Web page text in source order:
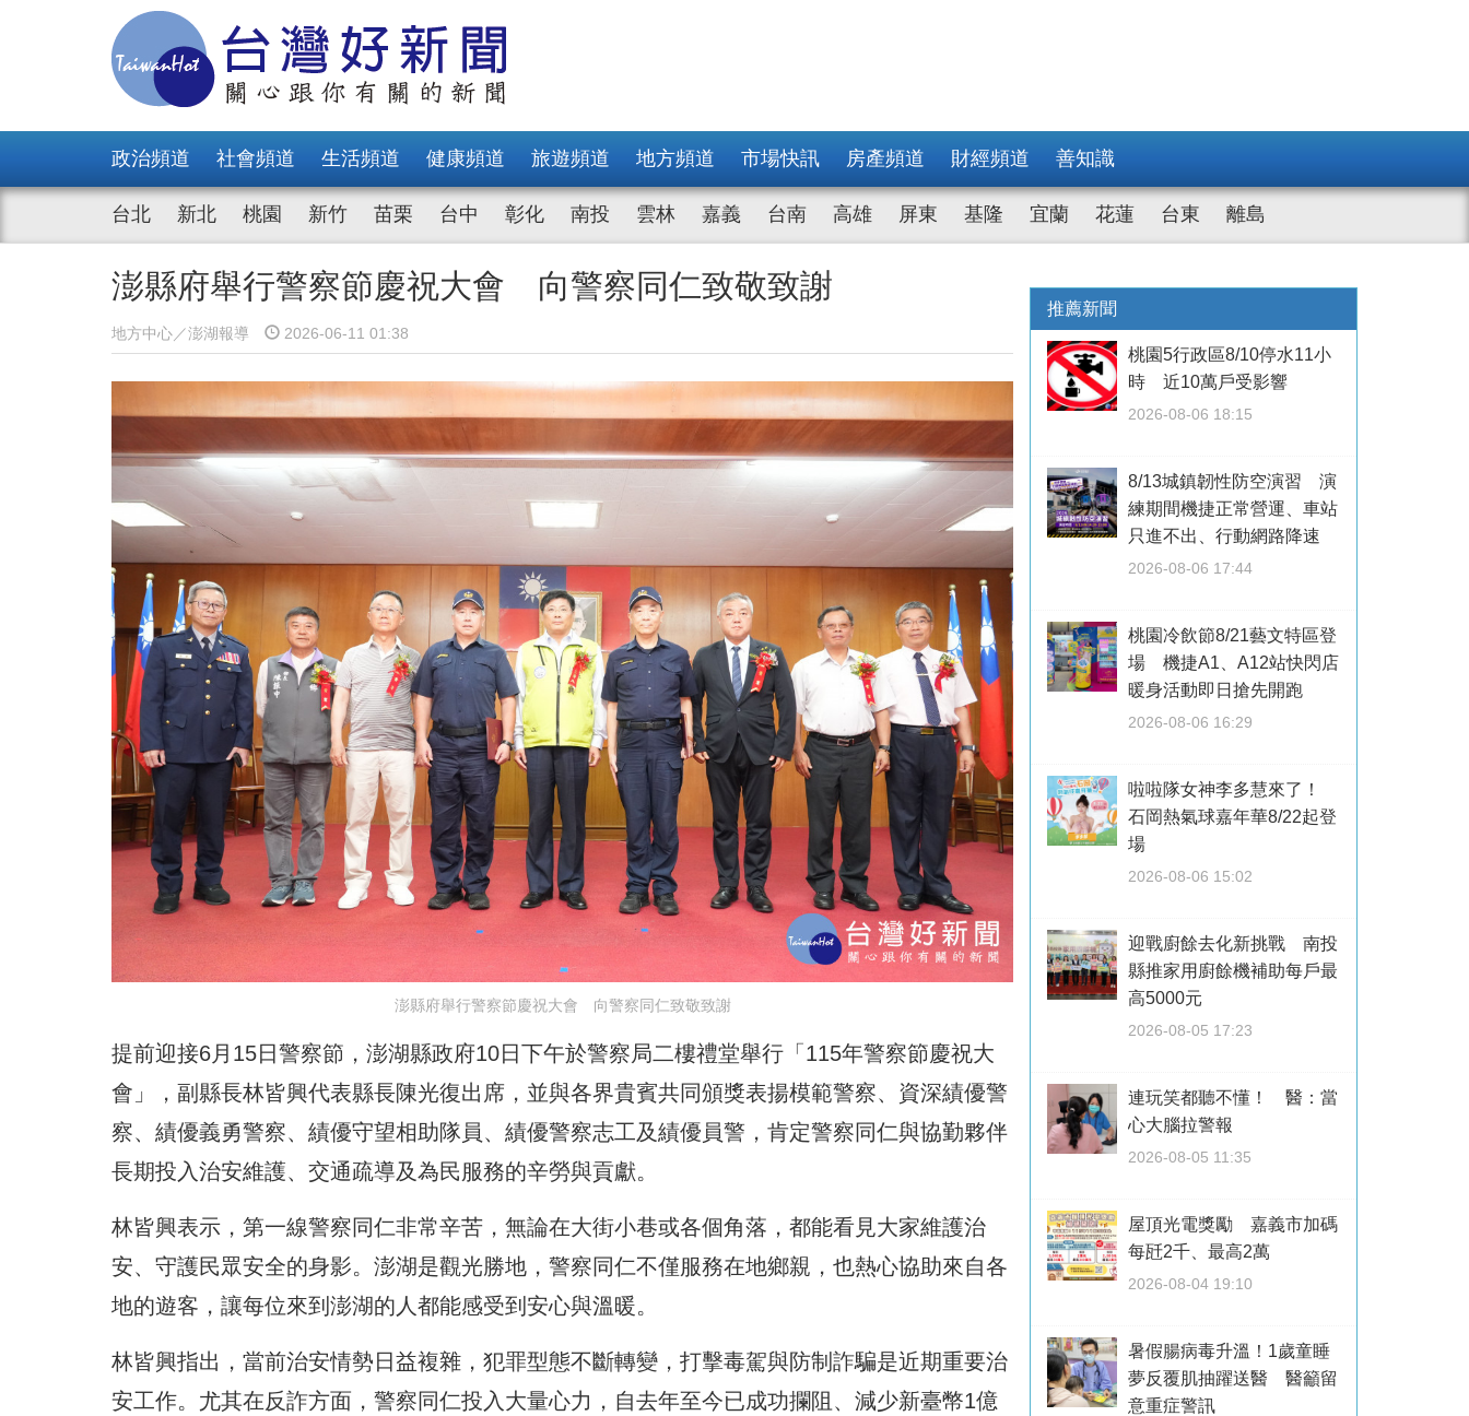
政治頻道 社會頻道 生活頻道 健康頻道 旅遊頻道 地方頻道 市場快訊 房產頻道 財經頻道 善知識
台北 新北 桃園 新竹 苗栗 台中 彰化 南投 雲林 嘉義 台南 高雄 屏東 基隆 宜蘭 花蓮 台東 離島
澎縣府舉行警察節慶祝大會 向警察同仁致敬致謝
地方中心／澎湖報導 2026-06-11 01:38
澎縣府舉行警察節慶祝大會 向警察同仁致敬致謝
提前迎接6月15日警察節，澎湖縣政府10日下午於警察局二樓禮堂舉行「115年警察節慶祝大
會」，副縣長林皆興代表縣長陳光復出席，並與各界貴賓共同頒獎表揚模範警察、資深績優警
察、績優義勇警察、績優守望相助隊員、績優警察志工及績優員警，肯定警察同仁與協勤夥伴
長期投入治安維護、交通疏導及為民服務的辛勞與貢獻。
林皆興表示，第一線警察同仁非常辛苦，無論在大街小巷或各個角落，都能看見大家維護治
安、守護民眾安全的身影。澎湖是觀光勝地，警察同仁不僅服務在地鄉親，也熱心協助來自各
地的遊客，讓每位來到澎湖的人都能感受到安心與溫暖。
林皆興指出，當前治安情勢日益複雜，犯罪型態不斷轉變，打擊毒駕與防制詐騙是近期重要治
安工作。尤其在反詐方面，警察同仁投入大量心力，自去年至今已成功攔阻、減少新臺幣1億
推薦新聞
桃園5行政區8/10停水11小
時 近10萬戶受影響
2026-08-06 18:15
8/13城鎮韌性防空演習 演
練期間機捷正常營運、車站
只進不出、行動網路降速
2026-08-06 17:44
桃園冷飲節8/21藝文特區登
場 機捷A1、A12站快閃店
暖身活動即日搶先開跑
2026-08-06 16:29
啦啦隊女神李多慧來了！
石岡熱氣球嘉年華8/22起登
場
2026-08-06 15:02
迎戰廚餘去化新挑戰 南投
縣推家用廚餘機補助每戶最
高5000元
2026-08-05 17:23
連玩笑都聽不懂！ 醫：當
心大腦拉警報
2026-08-05 11:35
屋頂光電獎勵 嘉義市加碼
每瓩2千、最高2萬
2026-08-04 19:10
暑假腸病毒升溫！1歲童睡
夢反覆肌抽躍送醫 醫籲留
意重症警訊